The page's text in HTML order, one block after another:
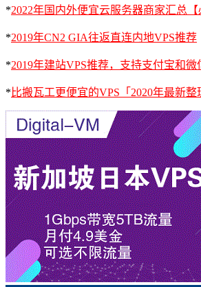
*2022年国内外便宜云服务器商家汇总【
*2019年CN2 GIA往返直连内地VPS推荐
*2019年建站VPS推荐，支持支付宝和微
* 比搬瓦工更便宜的VPS「2020年最新整